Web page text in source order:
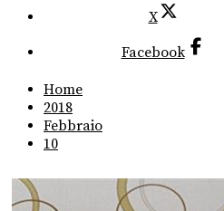
X
Facebook
Home
2018
Febbraio
10